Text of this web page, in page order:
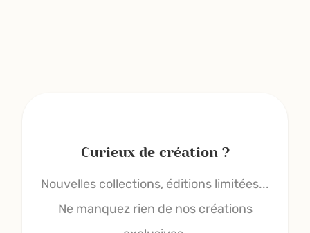
Curieux de création ?
Nouvelles collections, éditions limitées...
Ne manquez rien de nos créations